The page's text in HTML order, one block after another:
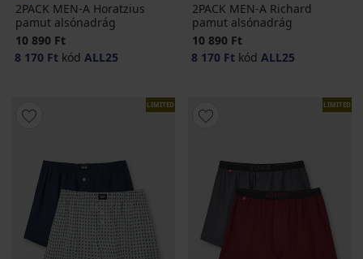
2PACK MEN-A Horatzius
pamut alsónadrág
10 890 Ft
8 170 Ft kód ALL25
2PACK MEN-A Richard
pamut alsónadrág
10 890 Ft
8 170 Ft kód ALL25
LIMITED LIMITED